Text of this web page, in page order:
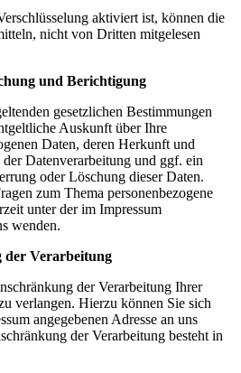
aktiviert ist, können die
nicht von Dritten mitgelesen
und Berichtigung
gesetzlichen Bestimmungen
Auskunft über Ihre
Daten, deren Herkunft und
Datenverarbeitung und ggf. ein
oder Löschung dieser Daten.
zum Thema personenbezogene
unter der im Impressum
wenden.
der Verarbeitung
der Verarbeitung Ihrer
verlangen. Hierzu können Sie sich
angegebenen Adresse an uns
der Verarbeitung besteht in